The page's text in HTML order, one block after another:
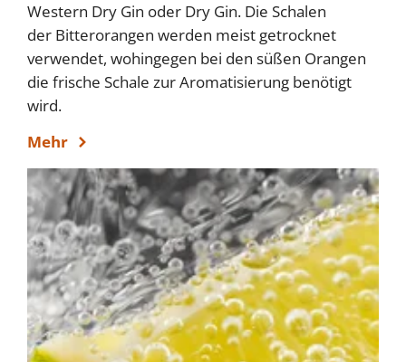
Western Dry Gin oder Dry Gin. Die Schalen
der Bitterorangen werden meist getrocknet
verwendet, wohingegen bei den süßen Orangen
die frische Schale zur Aromatisierung benötigt
wird.
Mehr